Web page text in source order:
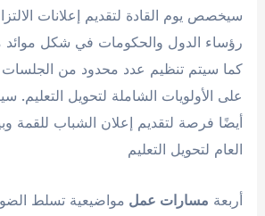
سيخصص يوم القادة لتقديم إعلانات
رؤساء الدول والحكومات في شكل موائد
كما سيتم تنظيم عدد محدود من الجلسات
على الأولويات الشاملة لتحويل التعليم.
أيضًا فرصة لتقديم إعلان الشباب للقمة
العام لتحويل التعليم
أربعة مسارات عمل مواضيعية تسلط